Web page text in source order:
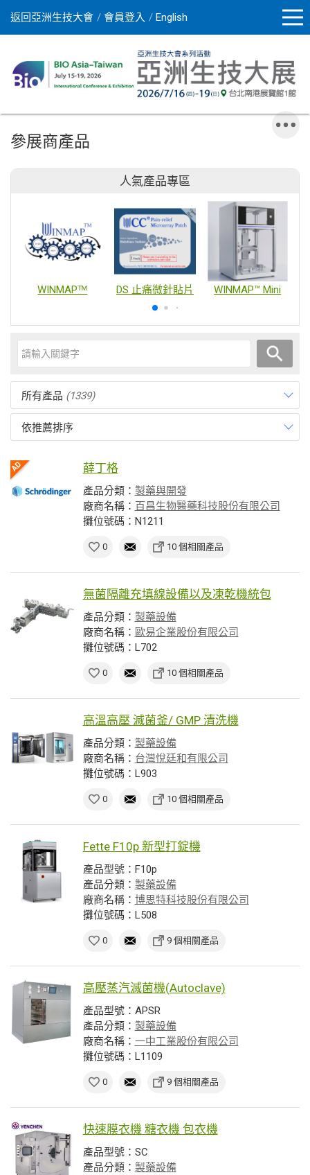
返回亞洲生技大會 會員登入 English
參展商產品
人氣產品專區
WINMAPᵀᴹ DS 止痛微針貼片 WINMAP™ Mini
所有產品 (1339)
依推薦排序
薛丁格
產品分類： 製藥與開發
廠商名稱： 百昌生物醫藥科技股份有限公司
攤位號碼：N1211
0 10 個相關產品
無菌隔離充填線設備以及凍乾機統包
產品分類： 製藥設備
廠商名稱： 歐易企業股份有限公司
攤位號碼：L702
0 10 個相關產品
高溫高壓 滅菌釜/ GMP 清洗機
產品分類： 製藥設備
廠商名稱： 台灣悅廷和有限公司
攤位號碼：L903
0 10 個相關產品
Fette F10p 新型打錠機
產品型號：F10p
產品分類： 製藥設備
廠商名稱： 博思特科技股份有限公司
攤位號碼：L508
0 9 個相關產品
高壓蒸汽滅菌機(Autoclave)
產品型號：APSR
產品分類： 製藥設備
廠商名稱： 一中工業股份有限公司
攤位號碼：L1109
0 9 個相關產品
快速膜衣機 糖衣機 包衣機
產品型號：SC
產品分類： 製藥設備